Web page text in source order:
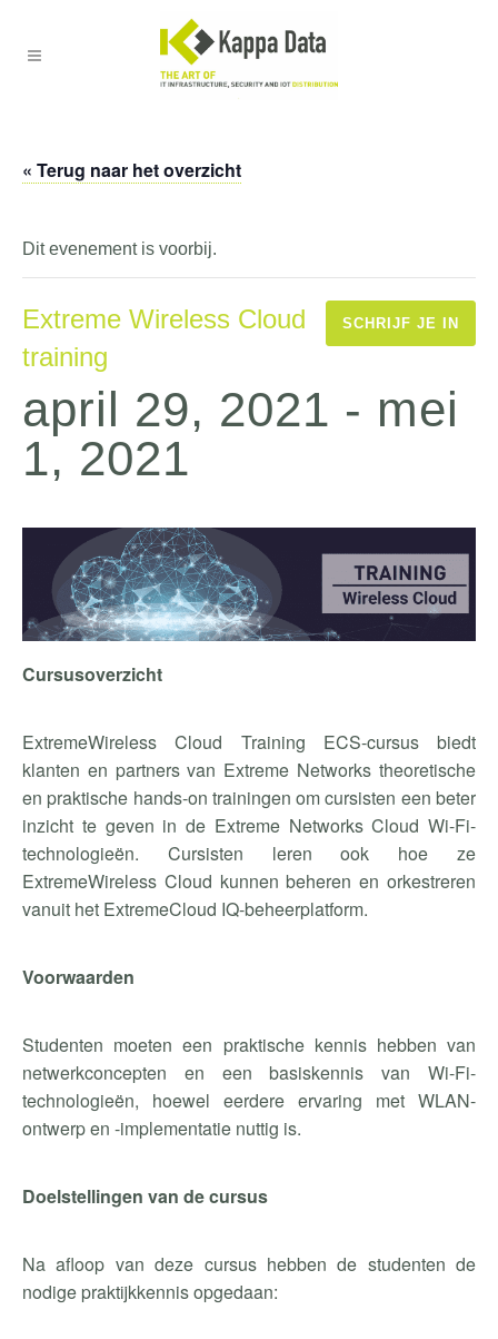
« Terug naar het overzicht
Dit evenement is voorbij.
SCHRIJF JE IN
Extreme Wireless Cloud
training
april 29, 2021 - mei
1, 2021
Cursusoverzicht
ExtremeWireless Cloud Training ECS-cursus biedt
klanten en partners van Extreme Networks theoretische
en praktische hands-on trainingen om cursisten een beter
inzicht te geven in de Extreme Networks Cloud Wi-Fi-
technologieën. Cursisten leren ook hoe ze
ExtremeWireless Cloud kunnen beheren en orkestreren
vanuit het ExtremeCloud IQ-beheerplatform.
Voorwaarden
Studenten moeten een praktische kennis hebben van
netwerkconcepten en een basiskennis van Wi-Fi-
technologieën, hoewel eerdere ervaring met WLAN-
ontwerp en -implementatie nuttig is.
Doelstellingen van de cursus
Na afloop van deze cursus hebben de studenten de
nodige praktijkkennis opgedaan: